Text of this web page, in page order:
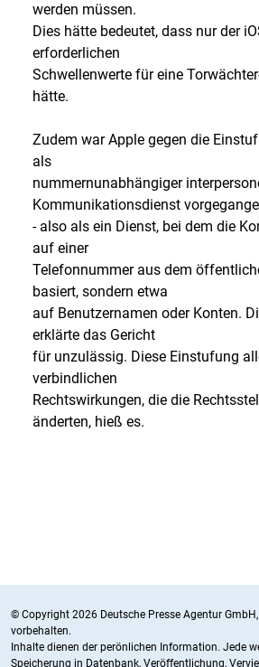
werden müssen.
Dies hätte bedeutet, dass nur der
erforderlichen
Schwellenwerte für eine
hätte.
Zudem war Apple gegen die
als
nummernunabhängiger
Kommunikationsdienst
- also als ein Dienst, bei dem die
auf einer
Telefonnummer aus dem
basiert, sondern etwa
auf Benutzernamen oder Konten.
erklärte das Gericht
für unzulässig. Diese Einstufung
verbindlichen
Rechtswirkungen, die die
änderten, hieß es.
© Copyright 2026 Deutsche Presse Agentur
vorbehalten.
Inhalte dienen der perönlichen Information. Jede
Speicherung in Datenbank, Veröffentlichung,